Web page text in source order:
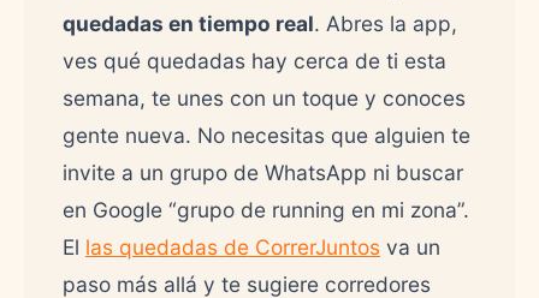
quedadas en tiempo real. Abres la app,
ves qué quedadas hay cerca de ti esta
semana, te unes con un toque y conoces
gente nueva. No necesitas que alguien te
invite a un grupo de WhatsApp ni buscar
en Google “grupo de running en mi zona”.
El las quedadas de CorrerJuntos va un
paso más allá y te sugiere corredores